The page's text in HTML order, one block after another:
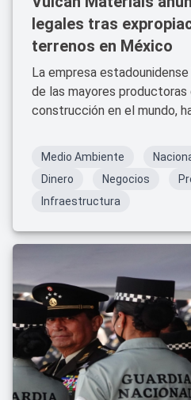
legales tras
terrenos en México
La empresa
de las mayores
construcción en el mundo,
sus terrenos en México.
Medio Ambiente
Dinero
Negocios
Infraestructura